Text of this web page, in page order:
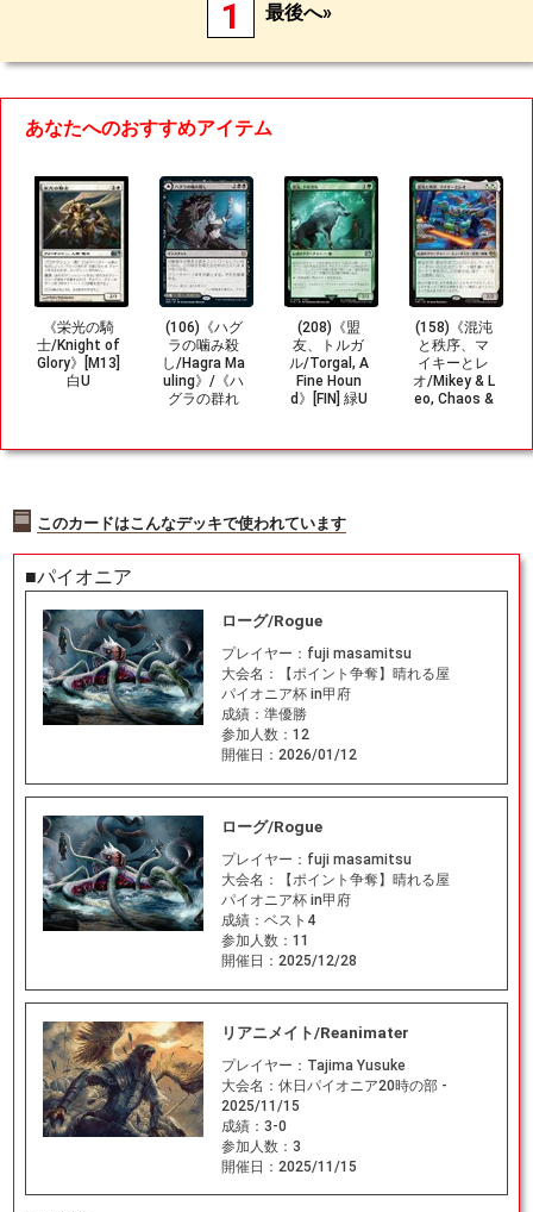
1 最後へ»
あなたへのおすすめアイテム
《栄光の騎
士/Knight of
Glory》[M13]
白U
(106)《ハグ
ラの噛み殺
し/Hagra Ma
uling》/《ハ
グラの群れ
R] 黒R
(208)《盟
友、トルガ
ル/Torgal, A
Fine Houn
d》[FIN] 緑U
(158)《混沌
と秩序、マ
イキーとレ
オ/Mikey & L
eo, Chaos &
このカードはこんなデッキで使われています
■パイオニア
ローグ/Rogue
プレイヤー： fuji masamitsu
大会名：
【ポイント争奪】晴れる屋
パイオニア杯 in甲府
成績： 準優勝
参加人数： 12
開催日： 2026/01/12
ローグ/Rogue
プレイヤー： fuji masamitsu
大会名：
【ポイント争奪】晴れる屋
パイオニア杯 in甲府
成績： ベスト4
参加人数： 11
開催日： 2025/12/28
リアニメイト/Reanimater
プレイヤー： Tajima Yusuke
大会名： 休日パイオニア20時の部 -
2025/11/15
成績： 3-0
参加人数： 3
開催日： 2025/11/15